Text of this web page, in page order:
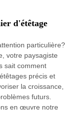
d'étêtage
particulière?
votre paysagiste
sait comment
précis et
la croissance,
futurs.
en œuvre notre